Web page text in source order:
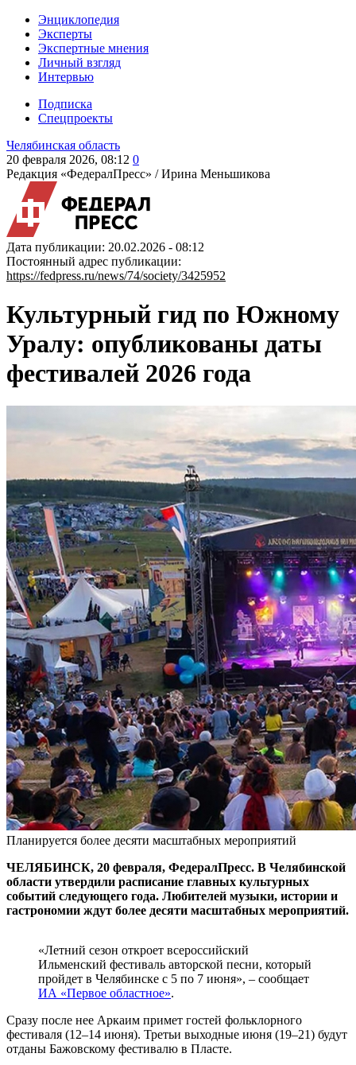
Энциклопедия
Эксперты
Экспертные мнения
Личный взгляд
Интервью
Подписка
Спецпроекты
Челябинская область
20 февраля 2026, 08:12 0
Редакция «ФедералПресс» /Ирина Меньшикова
Дата публикации: 20.02.2026 - 08:12
Постоянный адрес публикации:
https://fedpress.ru/news/74/society/3425952
Культурный гид по Южному
Уралу: опубликованы даты
фестивалей 2026 года
Планируется более десяти масштабных мероприятий
ЧЕЛЯБИНСК, 20 февраля, ФедералПресс. В Челябинской
области утвердили расписание главных культурных
событий следующего года. Любителей музыки, истории и
гастрономии ждут более десяти масштабных мероприятий.
«Летний сезон откроет всероссийский
Ильменский фестиваль авторской песни, который
пройдет в Челябинске с 5 по 7 июня», – сообщает
ИА «Первое областное».
Сразу после нее Аркаим примет гостей фольклорного
фестиваля (12–14 июня). Третьи выходные июня (19–21) будут
отданы Бажовскому фестивалю в Пласте.